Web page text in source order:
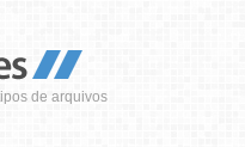
de arquivos